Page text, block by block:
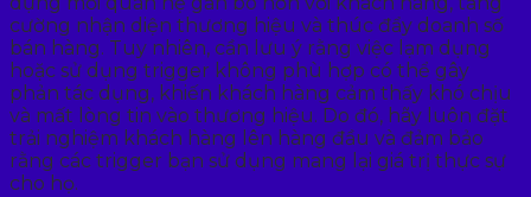
cường nhận diện thương hiệu và thúc đẩy doanh số
bán hàng. Tuy nhiên, cần lưu ý rằng việc lạm dụng
hoặc sử dụng trigger không phù hợp có thể gây
phản tác dụng, khiến khách hàng cảm thấy khó chịu
và mất lòng tin vào thương hiệu. Do đó, hãy luôn đặt
trải nghiệm khách hàng lên hàng đầu và đảm bảo
rằng các trigger bạn sử dụng mang lại giá trị thực sự
cho họ.